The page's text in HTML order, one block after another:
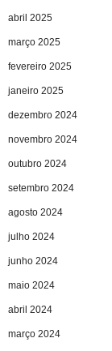
abril 2025
março 2025
fevereiro 2025
janeiro 2025
dezembro 2024
novembro 2024
outubro 2024
setembro 2024
agosto 2024
julho 2024
junho 2024
maio 2024
abril 2024
março 2024